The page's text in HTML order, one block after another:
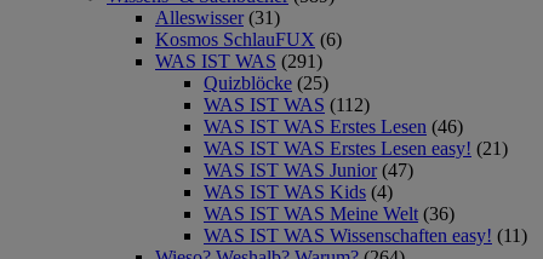
Alleswisser (31)
Kosmos SchlauFUX (6)
WAS IST WAS (291)
Quizblöcke (25)
WAS IST WAS (112)
WAS IST WAS Erstes Lesen (46)
WAS IST WAS Erstes Lesen easy! (21)
WAS IST WAS Junior (47)
WAS IST WAS Kids (4)
WAS IST WAS Meine Welt (36)
WAS IST WAS Wissenschaften easy! (11)